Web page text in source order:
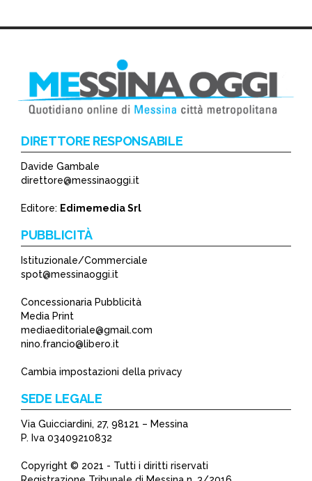
DIRETTORE RESPONSABILE
Davide Gambale
direttore@messinaoggi.it
Editore: Edimemedia Srl
PUBBLICITÀ
Istituzionale/Commerciale
spot@messinaoggi.it
Concessionaria Pubblicità
Media Print
mediaeditoriale@gmail.com
nino.francio@libero.it
Cambia impostazioni della privacy
SEDE LEGALE
Via Guicciardini, 27, 98121 – Messina
P. Iva 03409210832
Copyright © 2021 - Tutti i diritti riservati